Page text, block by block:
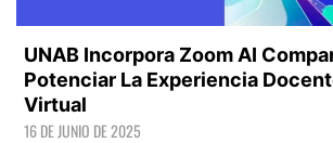
UNAB Incorpora Zoom AI
Potenciar La Experiencia
Virtual
16 DE JUNIO DE 2025